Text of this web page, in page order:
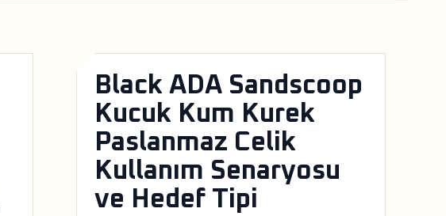
Black ADA Sandscoop
Kucuk Kum Kurek
Paslanmaz Celik
Kullanım Senaryosu
ve Hedef Tipi